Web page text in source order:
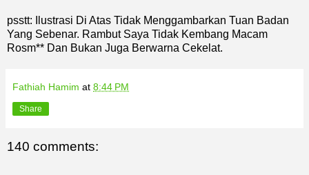
psstt: Ilustrasi Di Atas Tidak Menggambarkan Tuan Badan
Yang Sebenar. Rambut Saya Tidak Kembang Macam
Rosm** Dan Bukan Juga Berwarna Cekelat.
Fathiah Hamim at 8:44 PM
Share
140 comments: